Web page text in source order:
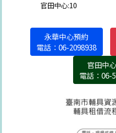
官田中心:10
永華中心預約
電話：06-2098938
官田中
電話：06-